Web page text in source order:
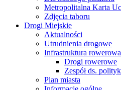
Metropolitalna Karta
Zdjęcia taboru
Drogi Miejskie
Aktualności
Utrudnienia drogowe
Infrastruktura rowerowa
Drogi rowerowe
Zespół ds.
Plan miasta